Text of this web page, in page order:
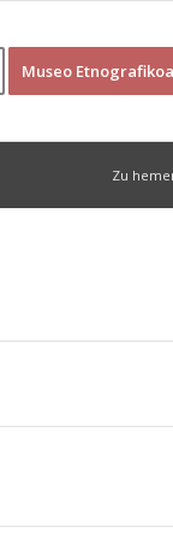
Museo Etnografikoa
Zu